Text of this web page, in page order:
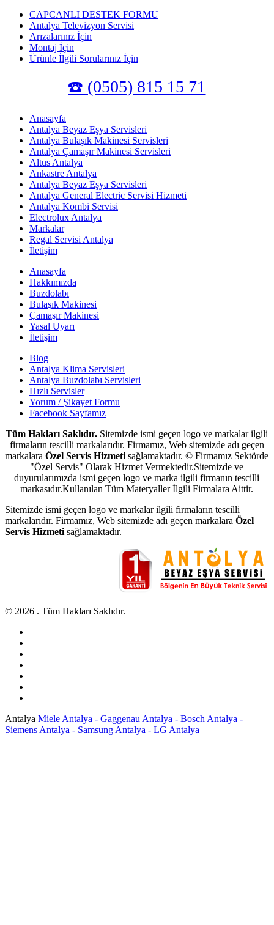
CAPCANLI DESTEK FORMU
Antalya Televizyon Servisi
Arızalarınız İçin
Montaj İçin
Ürünle İlgili Sorularınız İçin
☎️ (0505) 815 15 71
Anasayfa
Antalya Beyaz Eşya Servisleri
Antalya Bulaşık Makinesi Servisleri
Antalya Çamaşır Makinesi Servisleri
Altus Antalya
Ankastre Antalya
Antalya Beyaz Eşya Servisleri
Antalya General Electric Servisi Hizmeti
Antalya Kombi Servisi
Electrolux Antalya
Markalar
Regal Servisi Antalya
İletişim
Anasayfa
Hakkımızda
Buzdolabı
Bulaşık Makinesi
Çamaşır Makinesi
Yasal Uyarı
İletişim
Blog
Antalya Klima Servisleri
Antalya Buzdolabı Servisleri
Hızlı Servisler
Yorum / Şikayet Formu
Facebook Sayfamız
Tüm Hakları Saklıdır. Sitemizde ismi geçen logo ve markalar ilgili
firmaların tescilli markalarıdır. Firmamız, Web sitemizde adı geçen
markalaraÖzel Servis Hizmeti sağlamaktadır. © Firmamız Sektörde
"Özel Servis" Olarak Hizmet Vermektedir.Sitemizde ve
duyurularımızda ismi geçen logo ve marka ilgili firmanın tescilli
markasıdır.Kullanılan Tüm Materyaller İlgili Firmalara Aittir.
Sitemizde ismi geçen logo ve markalar ilgili firmaların tescilli
markalarıdır. Firmamız, Web sitemizde adı geçen markalara Özel
Servis Hizmeti sağlamaktadır.
© 2026 . Tüm Hakları Saklıdır.
Antalya Miele Antalya - Gaggenau Antalya - Bosch Antalya -
Siemens Antalya - Samsung Antalya - LG Antalya